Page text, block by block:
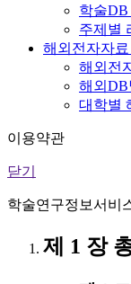
학술DB
주제별
해외전자자
해외전
해외
대학별
이용약관
닫기
학술연구정보서비
제 1 장